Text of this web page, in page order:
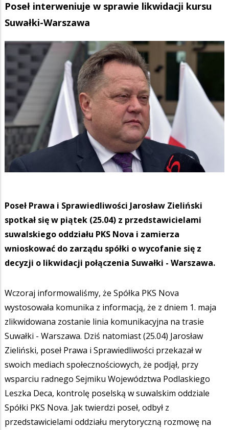
Poseł interweniuje w sprawie likwidacji kursu
Suwałki-Warszawa
Poseł Prawa i Sprawiedliwości Jarosław Zieliński
spotkał się w piątek (25.04) z przedstawicielami
suwalskiego oddziału PKS Nova i zamierza
wnioskować do zarządu spółki o wycofanie się z
decyzji o likwidacji połączenia Suwałki - Warszawa.
Wczoraj informowaliśmy, że Spółka PKS Nova
wystosowała komunika z informacją, że z dniem 1. maja
zlikwidowana zostanie linia komunikacyjna na trasie
Suwałki - Warszawa. Dziś natomiast (25.04) Jarosław
Zieliński, poseł Prawa i Sprawiedliwości przekazał w
swoich mediach społecznościowych, że podjął, przy
wsparciu radnego Sejmiku Województwa Podlaskiego
Leszka Deca, kontrolę poselską w suwalskim oddziale
Spółki PKS Nova. Jak twierdzi poseł, odbył z
przedstawicielami oddziału merytoryczną rozmowę na